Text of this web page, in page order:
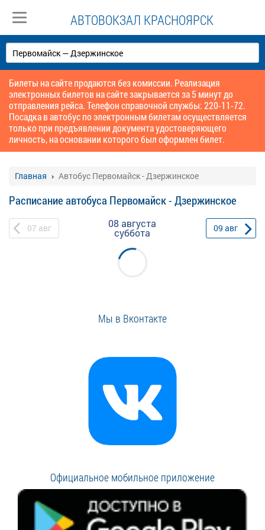
АВТОВОКЗАЛ КРАСНОЯРСК
Билеты на сайте продаются без комиссии. Реализация
электронных билетов на сайте закрывается за 5 минут до
отправления рейса. Телефон справочной службы: 220-11-72.
Посадка в автобус по электронным билетам осуществляется
только при предъявлении документа удостоверяющего
личность, на основании которого был оформлен билет.
Главная Автобус Первомайск - Дзержинское
Расписание автобуса Первомайск - Дзержинское
07 авг 08 августа
суббота 09 авг
Мы в Вконтакте
Официальное мобильное приложение